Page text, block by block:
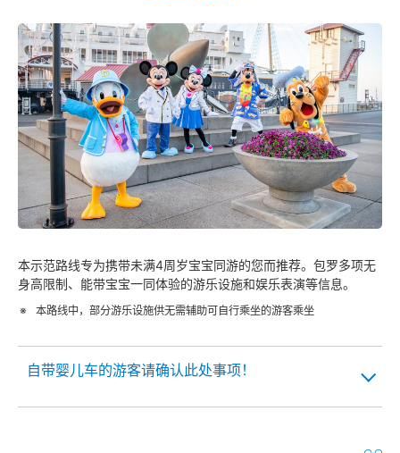
本示范路线专为携带未满4周岁宝宝同游的您而推荐。包罗多项无
身高限制、能带宝宝一同体验的游乐设施和娱乐表演等信息。
本路线中，部分游乐设施供无需辅助可自行乘坐的游客乘坐
自带婴儿车的游客请确认此处事项！